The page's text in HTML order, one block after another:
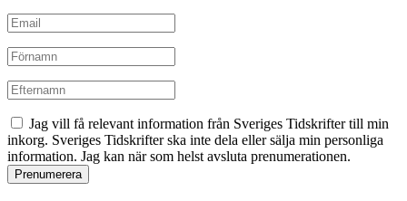
Jag vill få relevant information från Sveriges Tidskrifter till min
inkorg. Sveriges Tidskrifter ska inte dela eller sälja min personliga
information. Jag kan när som helst avsluta prenumerationen.